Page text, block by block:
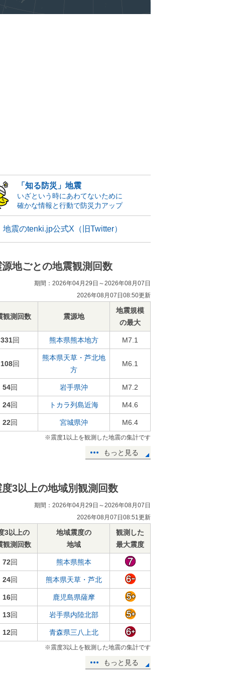
「知る防災」地震
いざという時にあわてないために
確かな情報と行動で防災力アップ
地震のtenki.jp公式X（旧Twitter）
源地ごとの地震観測回数
期間：2026年04月29日～2026年08月07日
2026年08月07日08:50更新
観測回数 震源地
地震規模
の最大
331回 熊本県熊本地方 M7.1
108回
熊本県天草・芦北地
方
M6.1
54回 岩手県沖 M7.2
24回 トカラ列島近海 M4.6
22回 宮城県沖 M6.4
※震度1以上を観測した地震の集計です
もっと見る
度3以上の地域別観測回数
期間：2026年04月29日～2026年08月07日
2026年08月07日08:51更新
3以上の
観測回数
地域震度の
地域
観測した
最大震度
72回 熊本県熊本
24回 熊本県天草・芦北
16回 鹿児島県薩摩
13回 岩手県内陸北部
12回 青森県三八上北
※震度3以上を観測した地震の集計です
もっと見る